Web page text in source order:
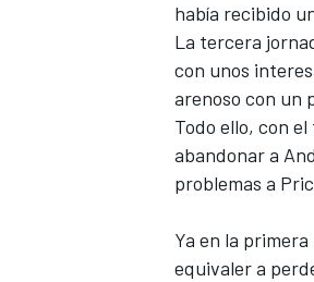
había recibido
La tercera
con unos
arenoso con un
Todo ello, con
abandonar a
problemas a
Ya en la
equivaler a